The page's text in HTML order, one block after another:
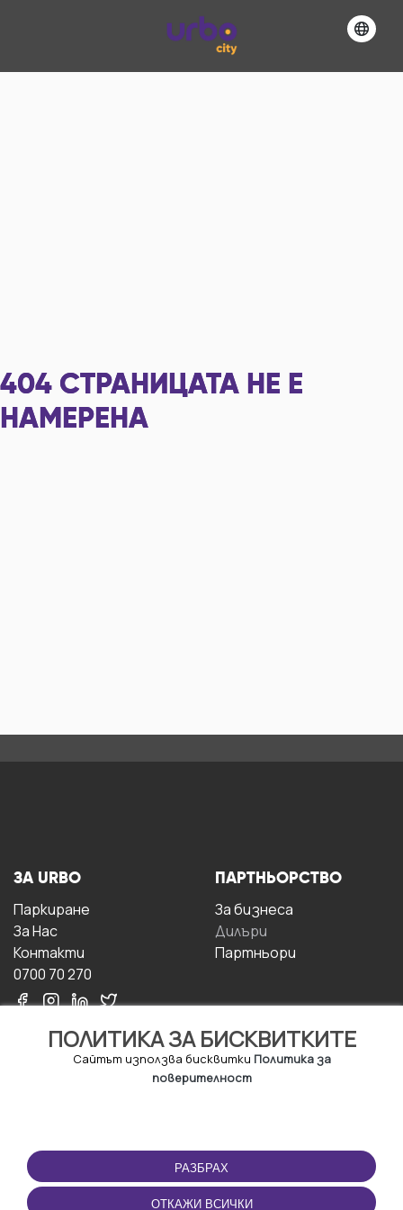
404 СТРАНИЦАТА НЕ Е
НАМЕРЕНА
ПОЛИТИКА ЗА БИСКВИТКИТЕ
Сайтът използва бисквитки Политика за
поверителност
РАЗБРАХ
ОТКАЖИ ВСИЧКИ
ЗА URBO
Паркиране
За Hас
Контакти
0700 70 270
ПАРТНЬОРСТВО
За бизнесa
Дилъри
Партньори
ПОЛЗВАНЕ
Правила и условия за
ползване
ПРИЛОЖЕНИЕТО